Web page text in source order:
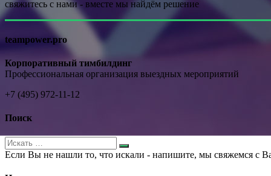
свяжитесь с нами - вместе мы найдём решение
teampower.pro
Корпоративный тимбилдинг
Профессиональная организация выездных мероприятий
+7 (495) 972-11-12
Поиск
Если Вы не нашли то, что искали - напишите, мы свяжемся с